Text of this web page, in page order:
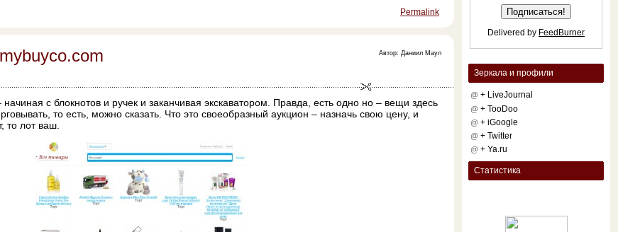
Permalink
Автор: Даниил Маул
с блокнотов и ручек и заканчивая экскаватором. Правда, есть одно но – вещи здесь
то есть, можно сказать. Что это своеобразный аукцион – назначь свою цену, и
то лот ваш.
Delivered by FeedBurner
Зеркала и профили
@ + LiveJournal
@ + TooDoo
@ + iGoogle
@ + Twitter
@ + Ya.ru
Статистика